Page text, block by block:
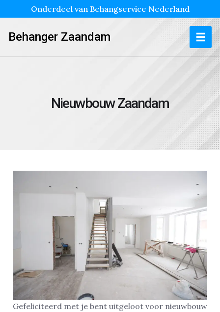
Onderdeel van Behangservice Nederland
Behanger Zaandam
Nieuwbouw Zaandam
Gefeliciteerd met je bent uitgeloot voor nieuwbouw